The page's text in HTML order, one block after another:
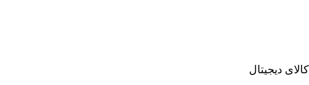
کالای دیجیتال